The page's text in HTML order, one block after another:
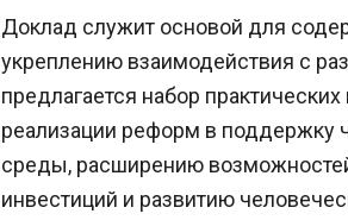
Доклад служит основой для
укреплению взаимодействия с
предлагается набор
реализации реформ в поддержку
среды, расширению
инвестиций и развитию